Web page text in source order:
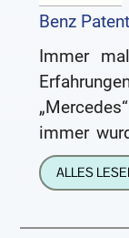
Benz
Immer
immer
Heft gab es
ALLES